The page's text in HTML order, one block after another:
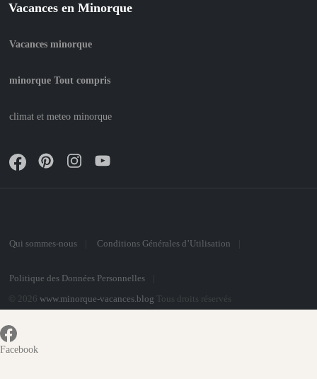
Vacances en Minorque
Vacances minorque
minorque Tout compris
climat et meteo minorque
Qui sommes-nous Conditions Générales d’Utilisation
Politique des Données Personnelles
© 2026 www.minorque-vacances.blog Tous droits réservés
Facebook